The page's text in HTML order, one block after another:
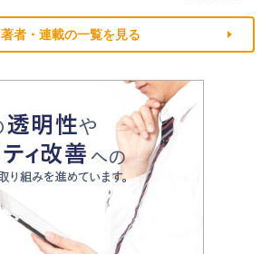
著者・連載の一覧を見る